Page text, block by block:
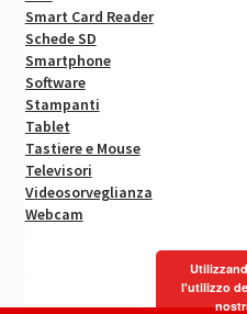
Smart Card Reader
Schede SD
Smartphone
Software
Stampanti
Tablet
Tastiere e Mouse
Televisori
Videosorveglianza
Webcam
l'utilizzo